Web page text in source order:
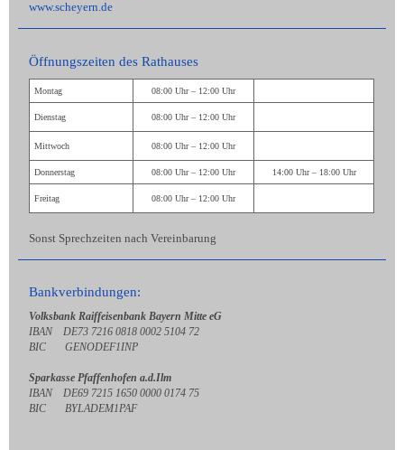
www.scheyern.de
Öffnungszeiten des Rathauses
Montag 08:00 Uhr – 12:00 Uhr
Dienstag 08:00 Uhr – 12:00 Uhr
Mittwoch 08:00 Uhr – 12:00 Uhr
Donnerstag 08:00 Uhr – 12:00 Uhr 14:00 Uhr – 18:00 Uhr
Freitag 08:00 Uhr – 12:00 Uhr
Sonst Sprechzeiten nach Vereinbarung
Bankverbindungen:
Volksbank Raiffeisenbank Bayern Mitte eG
IBAN DE73 7216 0818 0002 5104 72
BIC GENODEF1INP
Sparkasse Pfaffenhofen a.d.Ilm
IBAN DE69 7215 1650 0000 0174 75
BIC BYLADEM1PAF